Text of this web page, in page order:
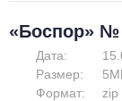
«Боспор» №
Дата:
Размер:
Формат:
zip